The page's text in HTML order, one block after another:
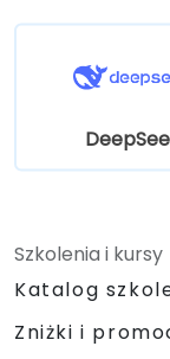
pracy
Szkolenia i kursy
Katalog
Zniżki i